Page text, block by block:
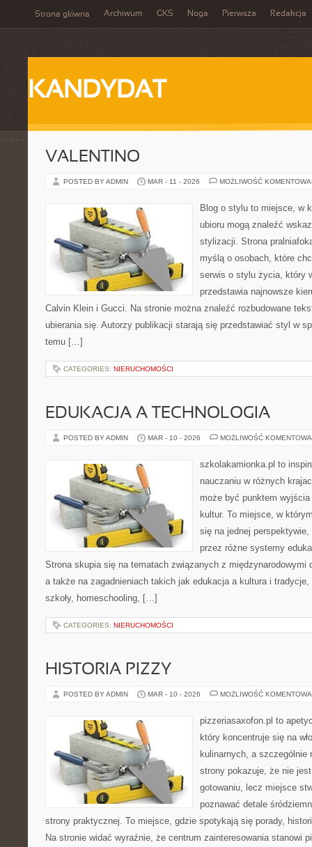
Strona główna Archiwum GKS Noga Pierwsza Redakcja
KANDYDAT
VALENTINO
POSTED BY ADMIN MAR - 11 - 2026 MOŻLIWOŚĆ
Blog o stylu to miejsce, w
ubioru mogą znaleźć
stylizacji. Strona
myślą o osobach, które
serwis o stylu życia, który
przedstawia najnowsze
Calvin Klein i Gucci. Na stronie można znaleźć rozbudowane
ubierania się. Autorzy publikacji starają się przedstawiać styl w
temu […]
CATEGORIES: NIERUCHOMOŚCI
EDUKACJA A TECHNOLOGIA
POSTED BY ADMIN MAR - 10 - 2026 MOŻLIWOŚĆ
szkolakamionka.pl to
nauczaniu w różnych
może być punktem
kultur. To miejsce, w
się na jednej
przez różne systemy
Strona skupia się na tematach związanych z międzynarodowymi
a także na zagadnieniach takich jak edukacja a kultura i
szkoły, homeschooling, […]
CATEGORIES: NIERUCHOMOŚCI
HISTORIA PIZZY
POSTED BY ADMIN MAR - 10 - 2026 MOŻLIWOŚĆ
pizzeriasaxofon.pl to
który koncentruje się na
kulinarnych, a
strony pokazuje, że nie
gotowaniu, lecz miejsce
poznawać detale
strony praktycznej. To miejsce, gdzie spotykają się porady,
Na stronie widać wyraźnie, że centrum zainteresowania stanowi